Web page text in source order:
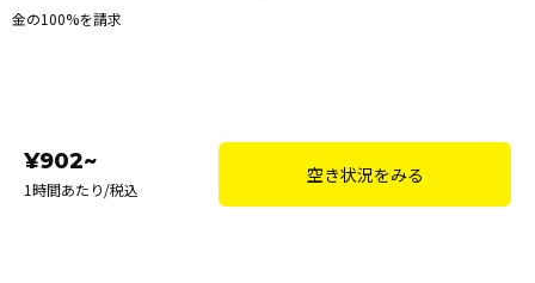
金の100%を請求
¥902~
1時間あたり/税込
空き状況をみる